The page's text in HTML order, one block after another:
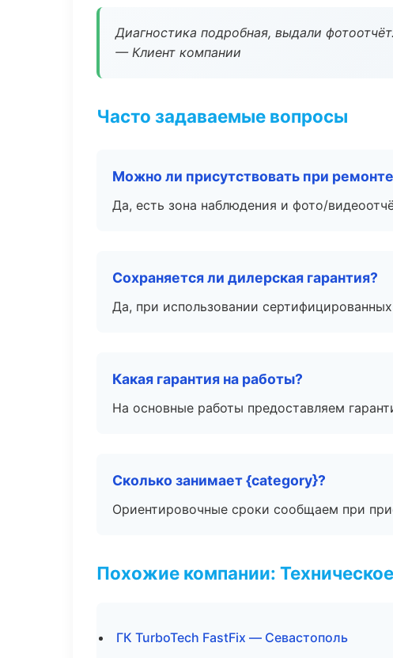
Диагностика подробная, выдали
— Клиент компании
Часто задаваемые вопросы
Можно ли присутствовать при
Да, есть зона наблюдения и фото/
Сохраняется ли дилерская гарантия?
Да, при использовании
Какая гарантия на работы?
На основные работы предоставляем
Сколько занимает {category}?
Ориентировочные сроки сообщаем при
Похожие компании:
ГК TurboTech FastFix — Севастополь